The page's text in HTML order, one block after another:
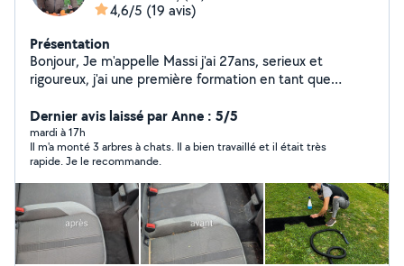
4,6/5 (19 avis)
Présentation
Bonjour, Je m'appelle Massi j'ai 27ans, serieux et
rigoureux, j'ai une première formation en tant que
tout type de demandes je m'adapte selon vos souhaits.
Mes differentes tâches: Plomberie/ montage de
meubles/ nettoyage( domicile et automobile)/
bricolages / maçonnerie(carrelage, faïence..) /
debarrasement de chantier/ demenagements/ livraison
de courses/ garde animalier. Ma zone de prédilection se
situe plutôt dans le 01 aux alentours de Saint genis
Pouilly, Thoiry, Ferney-Voltaire, mais aussi en pays de
Dernier avis laissé par Anne : 5/5
mardi à 17h
Il m'a monté 3 arbres à chats. Il a bien travaillé et il était très
rapide. Je le recommande.